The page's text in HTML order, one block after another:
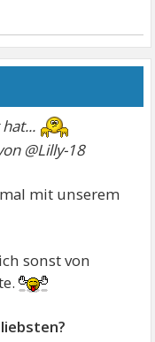
@Lilly-18
mit unserem
sonst von